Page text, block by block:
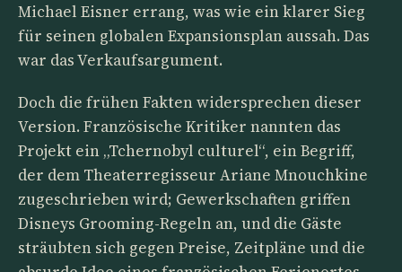
Michael Eisner errang, was wie ein klarer Sieg
für seinen globalen Expansionsplan aussah. Das
war das Verkaufsargument.
Doch die frühen Fakten widersprechen dieser
Version. Französische Kritiker nannten das
Projekt ein „Tchernobyl culturel“, ein Begriff,
der dem Theaterregisseur Ariane Mnouchkine
zugeschrieben wird; Gewerkschaften griffen
Disneys Grooming-Regeln an, und die Gäste
sträubten sich gegen Preise, Zeitpläne und die